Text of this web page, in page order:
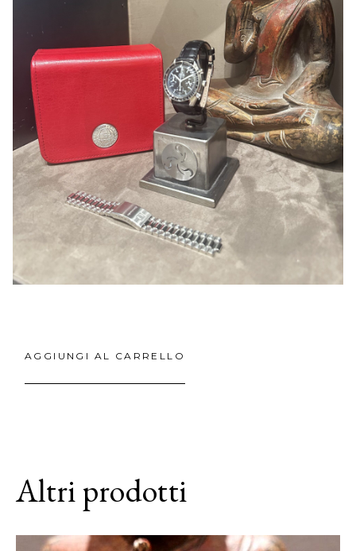
AGGIUNGI AL CARRELLO
Altri prodotti